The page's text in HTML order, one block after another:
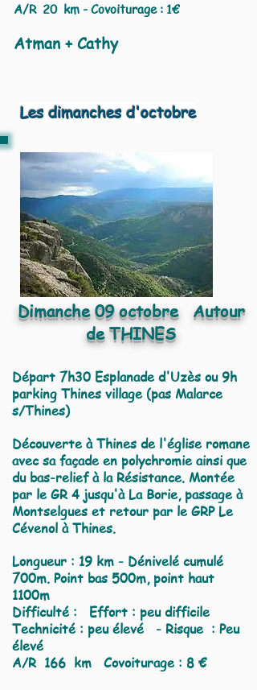
A/R 20 km - Covoiturage : 1€
Atman + Cathy
Les dimanches d'octobre
Dimanche 09octobre Autour
de THINES
Départ 7h30 Esplanade d'Uzès ou 9h
parking Thines village (pas Malarce
s/Thines)
Découverte à Thines de l'église romane
avec sa façade en polychromie ainsi que
du bas-relief à la Résistance. Montée
par le GR 4 jusqu'à La Borie, passage à
Montselgues et retour par le GRP Le
Cévenol à Thines.
Longueur : 19 km - Dénivelé cumulé
700m. Point bas 500m, point haut
1100m
Difficulté : Effort : peu difficile
Technicité : peu élevé - Risque : Peu
élevé
A/R 166 km Covoiturage : 8 €